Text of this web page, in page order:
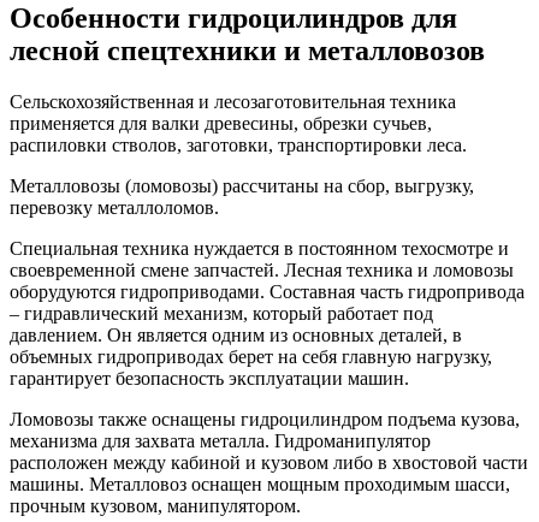
Особенности гидроцилиндров для
лесной спецтехники и металловозов
Сельскохозяйственная и лесозаготовительная техника
применяется для валки древесины, обрезки сучьев,
распиловки стволов, заготовки, транспортировки леса.
Металловозы (ломовозы) рассчитаны на сбор, выгрузку,
перевозку металлоломов.
Специальная техника нуждается в постоянном техосмотре и
своевременной смене запчастей. Лесная техника и ломовозы
оборудуются гидроприводами. Составная часть гидропривода
– гидравлический механизм, который работает под
давлением. Он является одним из основных деталей, в
объемных гидроприводах берет на себя главную нагрузку,
гарантирует безопасность эксплуатации машин.
Ломовозы также оснащены гидроцилиндром подъема кузова,
механизма для захвата металла. Гидроманипулятор
расположен между кабиной и кузовом либо в хвостовой части
машины. Металловоз оснащен мощным проходимым шасси,
прочным кузовом, манипулятором.